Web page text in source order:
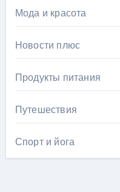
Мода и красота
Новости плюс
Продукты питания
Путешествия
Спорт и йога